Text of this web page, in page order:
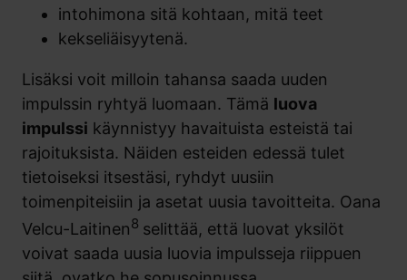
intohimona sitä kohtaan, mitä teet
kekseliäisyytenä.
Lisäksi voit milloin tahansa saada uuden
impulssin ryhtyä luomaan. Tämä luova
impulssi käynnistyy havaituista esteistä tai
rajoituksista. Näiden esteiden edessä tulet
tietoiseksi itsestäsi, ryhdyt uusiin
toimenpiteisiin ja asetat uusia tavoitteita. Oana
Velcu-Laitinen8 selittää, että luovat yksilöt
voivat saada uusia luovia impulsseja riippuen